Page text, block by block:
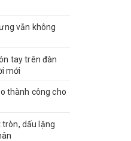
vẫn không
tay trên đàn
mới
thành công cho
tròn, dấu lặng